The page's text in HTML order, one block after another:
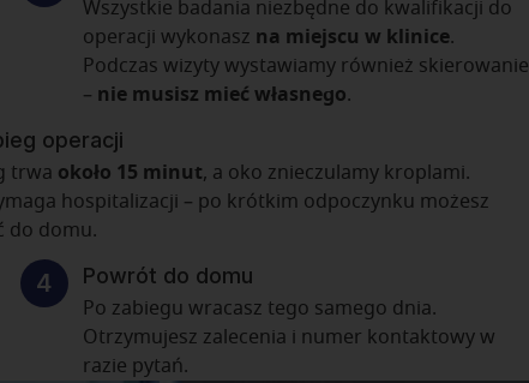
Wszystkie badania niezbędne do kwalifikacji do
operacji wykonasz na miejscu w klinice.
Podczas wizyty wystawiamy również skierowanie
– nie musisz mieć własnego.
operacji
trwa około 15 minut, a oko znieczulamy kroplami.
hospitalizacji – po krótkim odpoczynku możesz
do domu.
Powrót do domu
Po zabiegu wracasz tego samego dnia.
Otrzymujesz zalecenia i numer kontaktowy w
razie pytań.